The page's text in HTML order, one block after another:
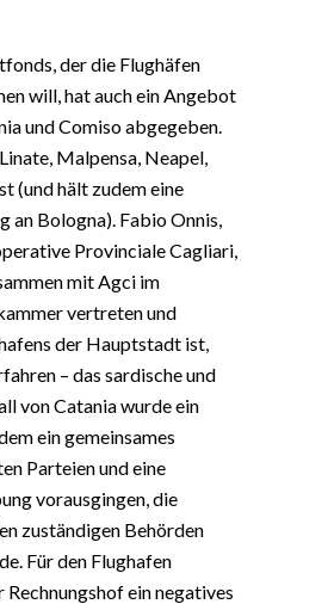
der die Flughäfen
will, hat auch ein Angebot
und Comiso abgegeben.
Malpensa, Neapel,
(und hält zudem eine
Bologna). Fabio Onnis,
Provinciale Cagliari,
mit Agci im
vertreten und
der Hauptstadt ist,
– das sardische und
von Catania wurde ein
ein gemeinsames
Parteien und eine
vorausgingen, die
zuständigen Behörden
Für den Flughafen
ein negatives